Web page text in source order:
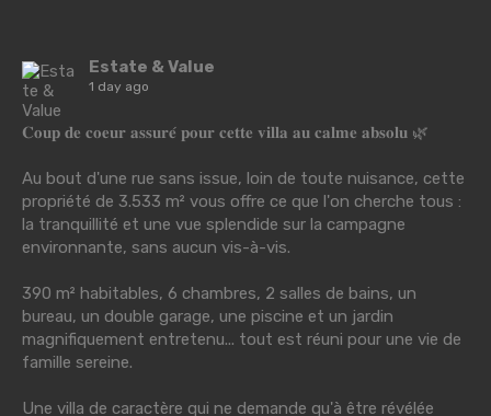
Estate & Value
1 day ago
𝐂𝐨𝐮𝐩 𝐝𝐞 𝐜𝐨𝐞𝐮𝐫 𝐚𝐬𝐬𝐮𝐫𝐞́ 𝐩𝐨𝐮𝐫 𝐜𝐞𝐭𝐭𝐞 𝐯𝐢𝐥𝐥𝐚 𝐚𝐮 𝐜𝐚𝐥𝐦𝐞 𝐚𝐛𝐬𝐨𝐥𝐮 🌿
Au bout d'une rue sans issue, loin de toute nuisance, cette
propriété de 3.533 m² vous offre ce que l'on cherche tous :
la tranquillité et une vue splendide sur la campagne
environnante, sans aucun vis-à-vis.
390 m² habitables, 6 chambres, 2 salles de bains, un
bureau, un double garage, une piscine et un jardin
magnifiquement entretenu... tout est réuni pour une vie de
famille sereine.
Une villa de caractère qui ne demande qu'à être révélée